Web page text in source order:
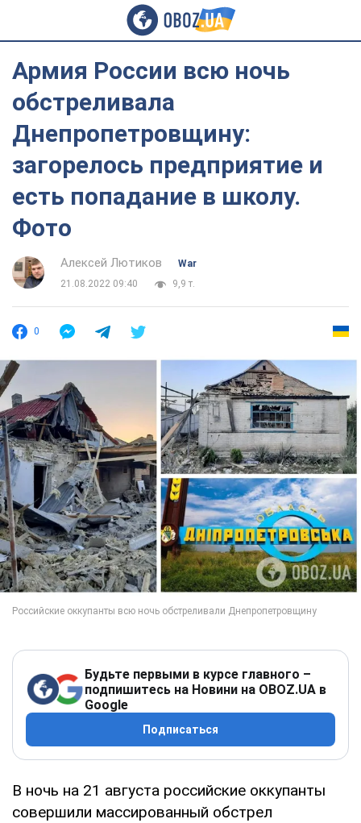
Армия России всю ночь
обстреливала
Днепропетровщину:
загорелось предприятие и
есть попадание в школу.
Фото
Алексей Лютиков
War
21.08.2022 09:40
9,9 т.
0
Будьте первыми в курсе главного –
подпишитесь на Новини на OBOZ.UA в
Google
Подписаться
В ночь на 21 августа российские оккупанты
совершили массированный обстрел